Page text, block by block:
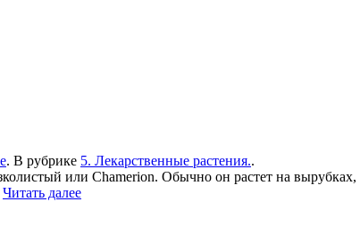
. В рубрике 5. Лекарственные растения..
или Chamerion. Обычно он растет на
Читать далее